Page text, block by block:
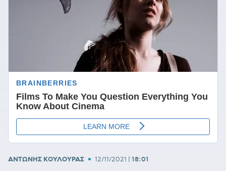
ΑΝΤΩΝΗΣ ΚΟΥΛΟΥΡΑΣ • 12/11/2021 | 18:01